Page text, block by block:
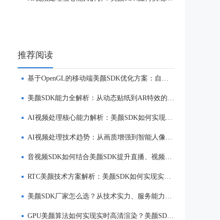
推荐阅读
基于OpenGL的移动端美颜SDK优化方案：自然美颜、低延迟与多端适配
美颜SDK能力全解析：从动态贴纸到AR特效的实时渲染方案
AI视频处理核心能力解析：美颜SDK如何实现美颜、实时渲染与多端适配
AI视频处理技术趋势：从画质增强到智能人像优化
音视频SDK如何结合美颜SDK提升直播、视频社交与互动体验
RTC美颜技术方案解析：美颜SDK如何实现实时互动场景下的低延迟美颜
美颜SDK厂家怎么选？从技术实力、服务能力到品牌口碑全面解析
GPU美颜算法如何实现实时高清渲染？美颜SDK核心技术解析